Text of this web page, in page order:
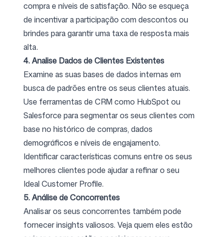
compra e níveis de satisfação. Não se esqueça
de incentivar a participação com descontos ou
brindes para garantir uma taxa de resposta mais
alta.
4. Analise Dados de Clientes Existentes
Examine as suas bases de dados internas em
busca de padrões entre os seus clientes atuais.
Use ferramentas de CRM como HubSpot ou
Salesforce para segmentar os seus clientes com
base no histórico de compras, dados
demográficos e níveis de engajamento.
Identificar características comuns entre os seus
melhores clientes pode ajudar a refinar o seu
Ideal Customer Profile.
5. Análise de Concorrentes
Analisar os seus concorrentes também pode
fornecer insights valiosos. Veja quem eles estão